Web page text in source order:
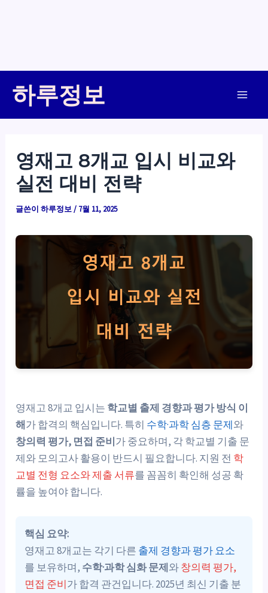
하루정보
영재고 8개교 입시 비교와
실전 대비 전략
글쓴이하루정보/ 7월 11, 2025
영재고 8개교 입시는 학교별 출제 경향과 평가 방식 이
해가 합격의 핵심입니다. 특히 수학·과학 심층 문제와
창의력 평가, 면접 준비가 중요하며, 각 학교별 기출 문
제와 모의고사 활용이 반드시 필요합니다. 지원 전 학
교별 전형 요소와 제출 서류를 꼼꼼히 확인해 성공 확
률을 높여야 합니다.
핵심 요약:
영재고 8개교는 각기 다른 출제 경향과 평가 요소
를 보유하며, 수학·과학 심화 문제와창의력 평가,
면접 준비가 합격 관건입니다. 2025년 최신 기출 분